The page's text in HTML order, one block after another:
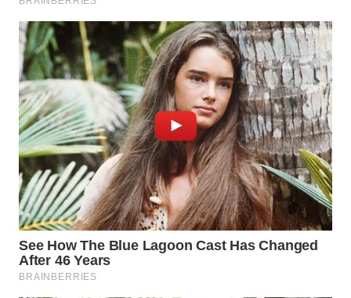
WN
LABUHANBATU
WN
TAPANULI
TENGAH
WN DELI
SERDANG
WN
TEBING
TINGGI
WN